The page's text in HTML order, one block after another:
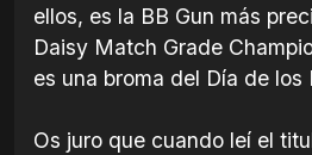
ellos, es la BB Gun más
Daisy Match Grade
es una broma del Día de los
Os juro que cuando leí el